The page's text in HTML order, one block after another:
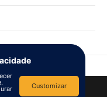
your
NOVO
Customizar